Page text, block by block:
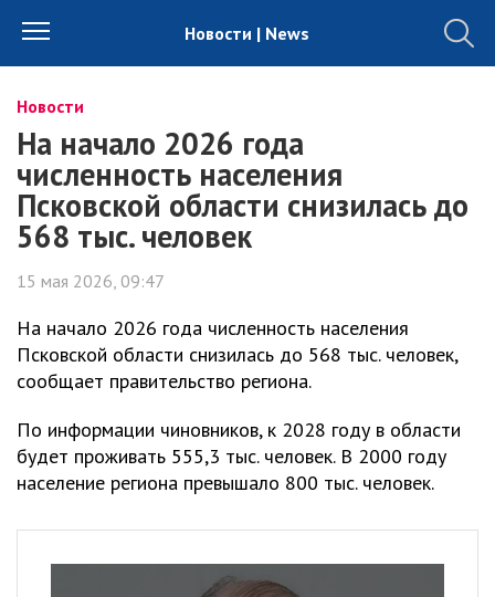
Новости | News
Новости
На начало 2026 года
численность населения
Псковской области снизилась до
568 тыс. человек
15 мая 2026, 09:47
На начало 2026 года численность населения
Псковской области снизилась до 568 тыс. человек,
сообщает правительство региона.
По информации чиновников, к 2028 году в области
будет проживать 555,3 тыс. человек. В 2000 году
население региона превышало 800 тыс. человек.